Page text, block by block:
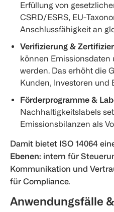
Erfüllung von
CSRD/ESRS, EU-
Anschlussfähigkeit an
Verifizierung &
können Emissionsdaten
werden. Das erhöht die
Kunden, Investoren und
Förderprogramme &
Nachhaltigkeitslabels
Emissionsbilanzen als
Damit bietet ISO 14064
Ebenen: intern für
Kommunikation und
für Compliance.
Anwendungsfälle